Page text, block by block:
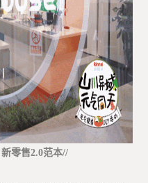
零售2.0范本//